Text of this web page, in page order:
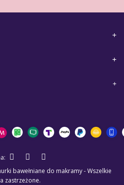
bawełniane do makramy - Wszelkie
zastrzeżone.